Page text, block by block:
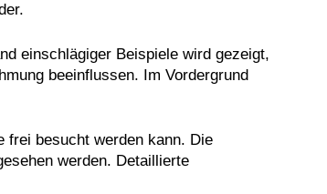
einschlägiger Beispiele wird gezeigt,
beeinflussen. Im Vordergrund
frei besucht werden kann. Die
werden. Detaillierte